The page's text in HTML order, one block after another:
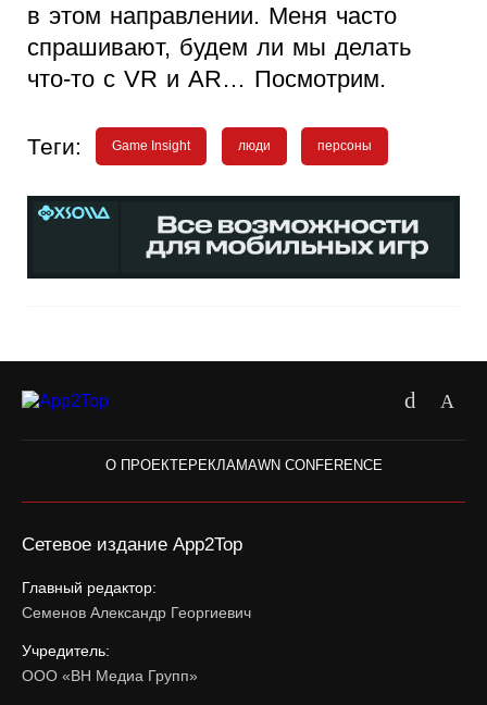
в этом направлении. Меня часто
спрашивают, будем ли мы делать
что-то с VR и AR… Посмотрим.
Теги: Game Insight люди персоны
О ПРОЕКТЕРЕКЛАМАWN CONFERENCE
Сетевое издание App2Top
Главный редактор:
Семенов Александр Георгиевич
Учредитель:
ООО «ВН Медиа Групп»